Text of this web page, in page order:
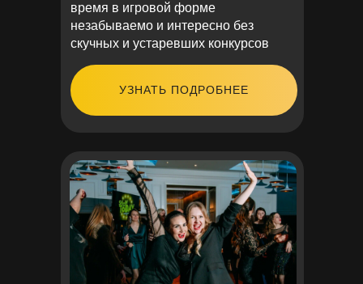
время в игровой форме
незабываемо и интересно без
скучных и устаревших конкурсов
УЗНАТЬ ПОДРОБНЕЕ